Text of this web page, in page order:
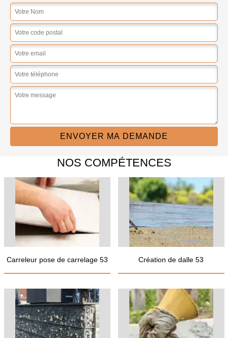
NOS COMPÉTENCES
Carreleur pose de carrelage 53 Création de dalle 53